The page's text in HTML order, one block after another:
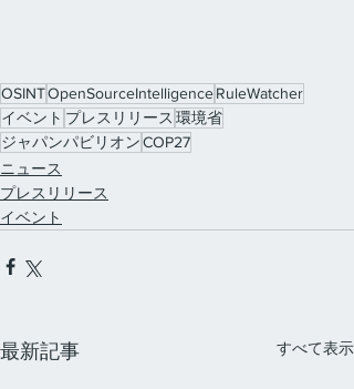
OSINTOpenSourceIntelligenceRuleWatcher
イベント プレスリリース 環境省
ジャパンパビリオンCOP27
ニュース
プレスリリース
イベント
最新記事 すべて表示